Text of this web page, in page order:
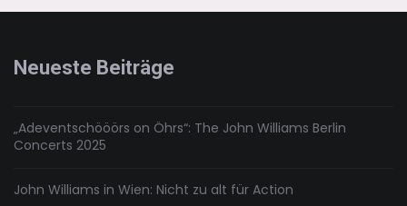
Neueste Beiträge
„Adeventschööörs on Öhrs“: The John Williams Berlin
Concerts 2025
John Williams in Wien: Nicht zu alt für Action